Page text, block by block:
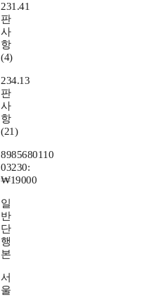
231.41
판
사
항
(4)
234.13
판
사
항
(21)
8985680110
03230:
₩19000
일
반
단
행
본
서
울